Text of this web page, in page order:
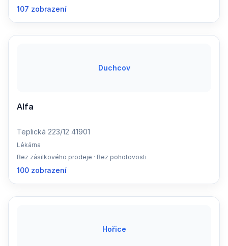
107 zobrazení
Duchcov
Alfa
Teplická 223/12 41901
Lékárna
Bez zásilkového prodeje · Bez pohotovosti
100 zobrazení
Hořice